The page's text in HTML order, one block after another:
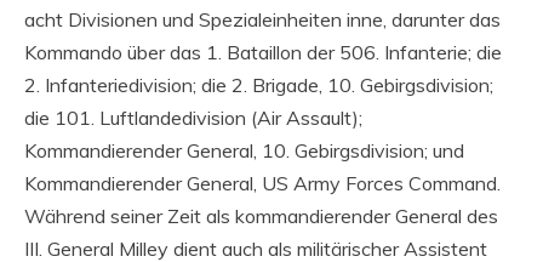
acht Divisionen und Spezialeinheiten inne, darunter das
Kommando über das 1. Bataillon der 506. Infanterie; die
2. Infanteriedivision; die 2. Brigade, 10. Gebirgsdivision;
die 101. Luftlandedivision (Air Assault);
Kommandierender General, 10. Gebirgsdivision; und
Kommandierender General, US Army Forces Command.
Während seiner Zeit als kommandierender General des
III. General Milley dient auch als militärischer Assistent